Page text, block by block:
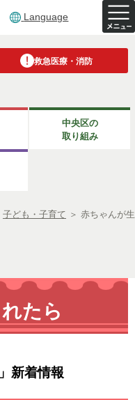
Language
救急医療・消防
中央区の
取り組み
子ども・子育て ＞ 赤ちゃんが生
たら
新着情報